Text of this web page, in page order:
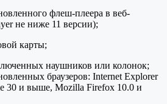
флеш-плеера в веб-
не ниже 11 версии);
карты;
наушников или колонок;
браузеров: Internet Explorer
30 и выше, Mozilla Firefox 10.0 и